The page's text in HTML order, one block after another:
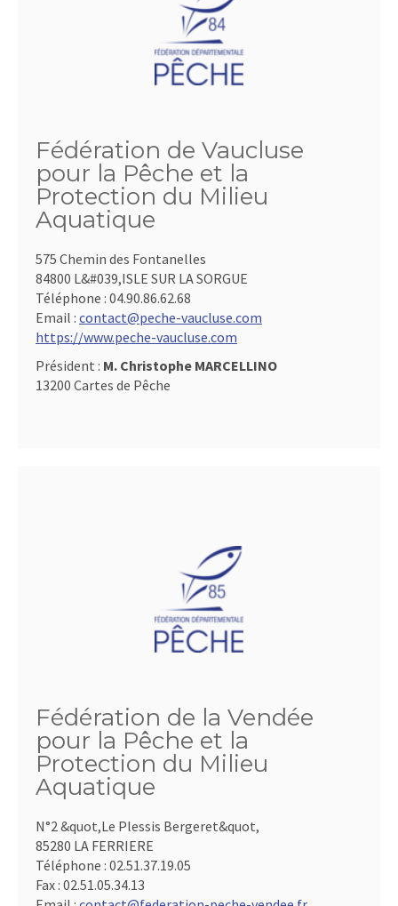
Fédération de Vaucluse
pour la Pêche et la
Protection du Milieu
Aquatique
575 Chemin des Fontanelles
84800 L&#039,ISLE SUR LA SORGUE
Téléphone : 04.90.86.62.68
Email : contact@peche-vaucluse.com
https://www.peche-vaucluse.com
Président : M. Christophe MARCELLINO
13200 Cartes de Pêche
Fédération de la Vendée
pour la Pêche et la
Protection du Milieu
Aquatique
N°2 &quot,Le Plessis Bergeret&quot,
85280 LA FERRIERE
Téléphone : 02.51.37.19.05
Fax : 02.51.05.34.13